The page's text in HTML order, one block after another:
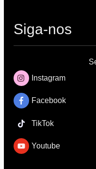
Siga-nos
Instagram
Facebook
TikTok
Youtube